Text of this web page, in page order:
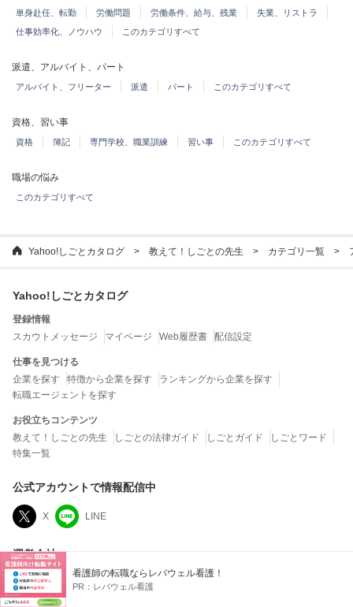
単身赴任、転勤 労働問題 労働条件、給与、残業
失業、リストラ
仕事効率化、ノウハウ
このカテゴリすべて
派遣、アルバイト、パート
アルバイト、フリーター 派遣 パート このカテゴリすべて
資格、習い事
資格 簿記 専門学校、職業訓練 習い事 このカテゴリすべて
職場の悩み
このカテゴリすべて
Yahoo!しごとカタログ 教えて！しごとの先生 カテゴリ一覧
看護師の転職ならレバウェル看護！
PR： レバウェル看護
Yahoo!しごとカタログ
登録情報
スカウトメッセージ
マイページ Web履歴書 配信設定
仕事を見つける
企業を探す
特徴から企業を探す
ランキングから企業を探す
転職エージェントを探す
お役立ちコンテンツ
教えて！しごとの先生
しごとの法律ガイド しごとガイド
しごとワード
特集一覧
公式アカウントで情報配信中
X LINE
運営会社
LINEヤフー株式会社
当社は、クチコミの内容およびこれを利用した結果について、何ら保証するもので